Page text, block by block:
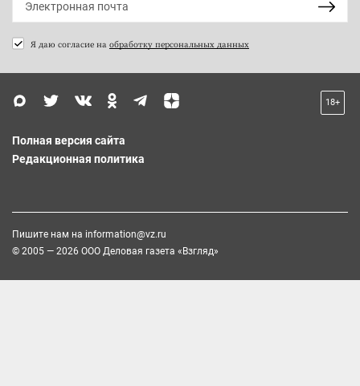
Я даю согласие на обработку персональных данных
18+
Полная версия сайта
Редакционная политика
Пишите нам на information@vz.ru
© 2005 — 2026 ООО Деловая газета «Взгляд»